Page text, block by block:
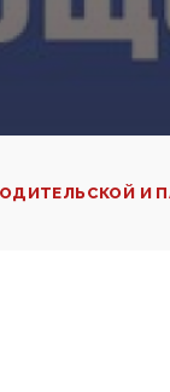
И